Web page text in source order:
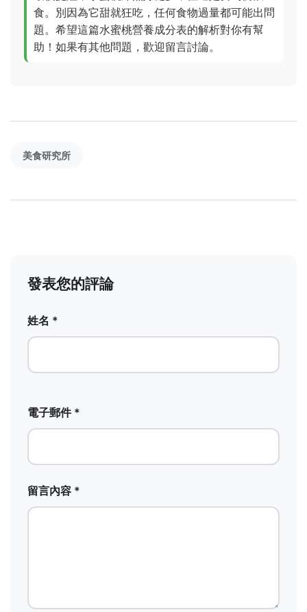
食。別因為它甜就狂吃，任何食物過量都可能出問
題。希望這篇水蜜桃營養成分表的解析對你有幫
助！如果有其他問題，歡迎留言討論。
美食研究所
發表您的評論
姓名 *
電子郵件 *
留言內容 *